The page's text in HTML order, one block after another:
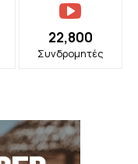
22,800
Συνδρομητές